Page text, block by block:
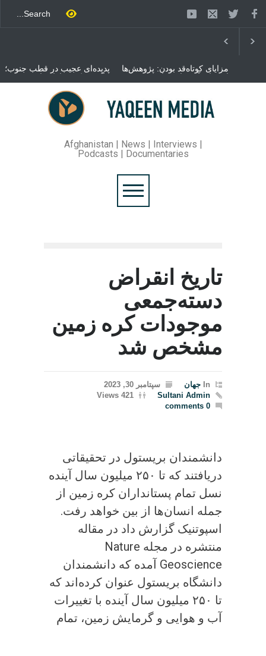
پدیده‌ای عجیب در قطب جنوب؛
پنگوئنی که هزاران بار در روز
می‌خوابد
مزایای کوتاه‌قد بودن: پژوهش‌ها
از فواید آن برای سلامتی
می‌گویند
محمدباقر قالیباف، رئیس
مجلس ایران، با انتقاد تند از
سیاست‌های دونالد ترمپ اعلام
کرد که واشنگتن تلاش دارد با
روند گفتگوها را از مسیر
مذاکره به سمت تسلیم سوق
دهد.
Afghanistan | News | Interviews |
Podcasts | Documentaries
تاریخ انقراض
دسته‌جمعی
موجودات کره زمین
مشخص شد
In جهان
سپتامبر 30, 2023
Sultani Admin
421 Views
0 comments
دانشمندان بریستول در تحقیقاتی
دریافتند که تا ۲۵۰ میلیون سال آینده
نسل تمام پستانداران کره زمین از
جمله انسان‌ها از بین خواهد رفت.
اسپوتنیک گزارش داد در مقاله
منتشره در مجله Nature
Geoscience آمده که دانشمندان
دانشگاه بریستول عنوان کرده‌اند که
تا ۲۵۰ میلیون سال آینده با تغییرات
آب و هوایی و گرمایش زمین، تمام